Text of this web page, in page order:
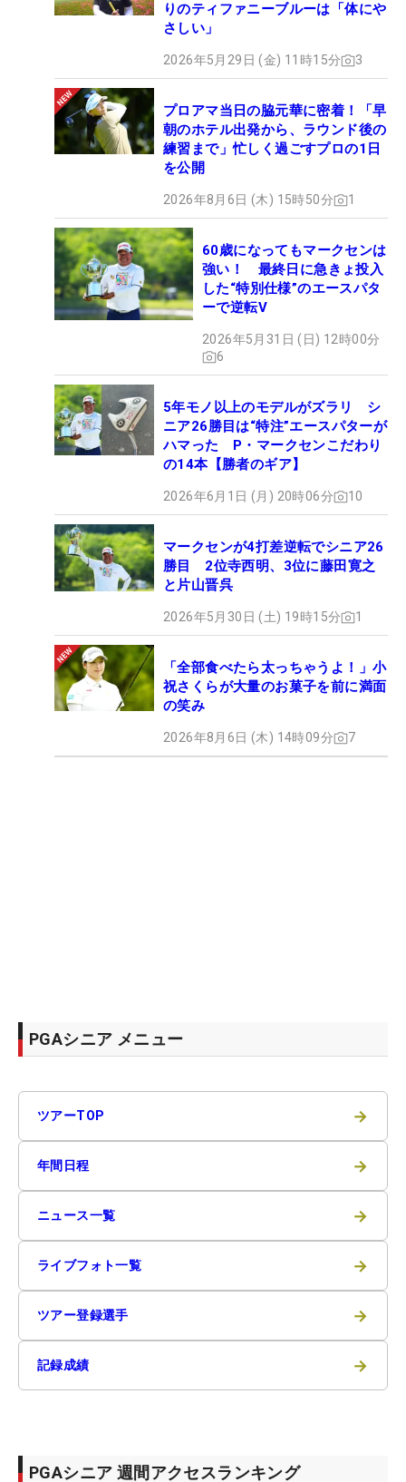
りのティファニーブルーは「体にや
さしい」
2026年5月29日 (金) 11時15分 3
プロアマ当日の脇元華に密着！「早
朝のホテル出発から、ラウンド後の
練習まで」忙しく過ごすプロの1日
を公開
2026年8月6日 (木) 15時50分 1
60歳になってもマークセンは
強い！ 最終日に急きょ投入
した“特別仕様”のエースパタ
ーで逆転V
2026年5月31日 (日) 12時00分
6
5年モノ以上のモデルがズラリ シ
ニア26勝目は“特注”エースパターが
ハマった P・マークセンこだわり
の14本【勝者のギア】
2026年6月1日 (月) 20時06分 10
マークセンが4打差逆転でシニア26
勝目 2位寺西明、3位に藤田寛之
と片山晋呉
2026年5月30日 (土) 19時15分 1
「全部食べたら太っちゃうよ！」小
祝さくらが大量のお菓子を前に満面
の笑み
2026年8月6日 (木) 14時09分 7
PGAシニア メニュー
ツアーTOP →
年間日程 →
ニュース一覧 →
ライブフォト一覧 →
ツアー登録選手 →
記録成績 →
PGAシニア 週間アクセスランキング